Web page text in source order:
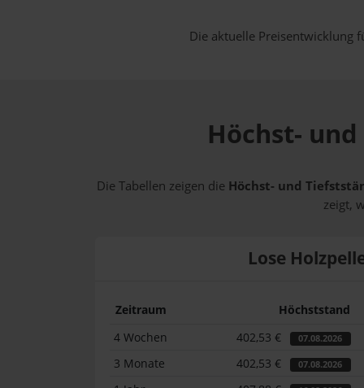
Die aktuelle Preisentwicklung
Höchst-
Die Tabellen zeigen die Höchst- und
zeigt,
Lose
Zeitraum Höchststand
4 Wochen
402,53 € 07.08.2026
3 Monate 402,53 € 07.08.2026